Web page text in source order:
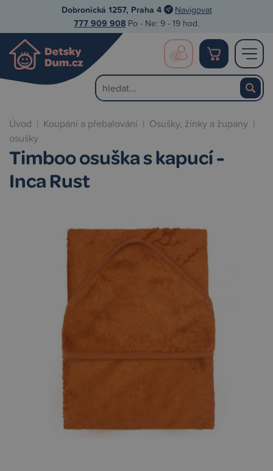
Dobronická 1257, Praha 4 Navigovat
777 909 908 Po - Ne: 9 - 19 hod.
Úvod | Koupání a přebalování | Osušky, žínky a župany |
osušky
Timboo osuška s kapucí -
Inca Rust